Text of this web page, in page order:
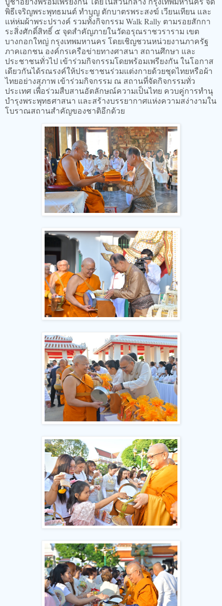
พิธีเจริญพระพุทธมนต์ ทำบุญ ตักบาตรพระสงฆ์ เวียนเทียน และ
แห่ห่มผ้าพระปรางค์ รวมทั้งกิจกรรม Walk Rally ตามรอยสักกา
ระสิ่งศักดิ์สิทธิ์ ๕ จุดสำคัญภายในวัดอรุณราชวราราม เขต
บางกอกใหญ่ กรุงเทพมหานคร โดยเชิญชวนหน่วยงานภาครัฐ
ภาคเอกชน องค์กรเครือข่ายทางศาสนา สถานศึกษา และ
ประชาชนทั่วไป เข้าร่วมกิจกรรมโดยพร้อมเพรียงกัน ในโอกาส
เดียวกันได้รณรงค์ให้ประชาชนร่วมแต่งกายด้วยชุดไทยหรือผ้า
ไทยอย่างสุภาพ เข้าร่วมกิจกรรม ณ สถานที่จัดกิจกรรมทั่ว
ประเทศ เพื่อร่วมสืบสานอัตลักษณ์ความเป็นไทย ควบคู่การทำนุ
บำรุงพระพุทธศาสนา และสร้างบรรยากาศแห่งความสง่างามใน
โบราณสถานสำคัญของชาติอีกด้วย